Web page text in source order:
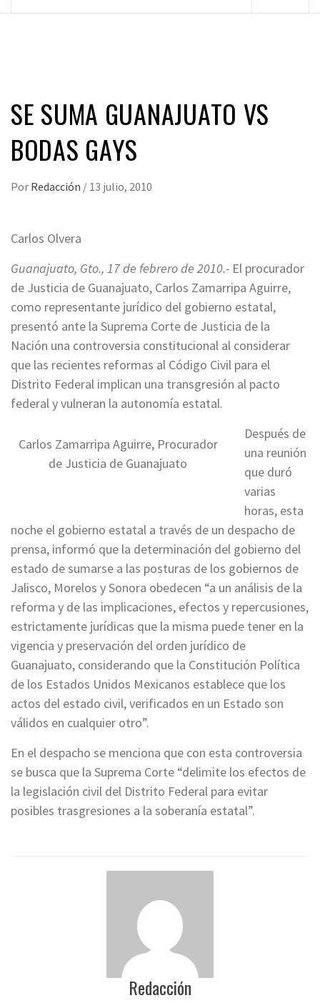
SE SUMA GUANAJUATO VS
BODAS GAYS
Por Redacción / 13 julio, 2010
Carlos Olvera
Guanajuato, Gto., 17 de febrero de 2010.- El procurador
de Justicia de Guanajuato, Carlos Zamarripa Aguirre,
como representante jurídico del gobierno estatal,
presentó ante la Suprema Corte de Justicia de la
Nación una controversia constitucional al considerar
que las recientes reformas al Código Civil para el
Distrito Federal implican una transgresión al pacto
federal y vulneran la autonomía estatal.
Carlos Zamarripa Aguirre, Procurador
de Justicia de Guanajuato
Después de
una reunión
que duró
varias
horas, esta
noche el gobierno estatal a través de un despacho de
prensa, informó que la determinación del gobierno del
estado de sumarse a las posturas de los gobiernos de
Jalisco, Morelos y Sonora obedecen “a un análisis de la
reforma y de las implicaciones, efectos y repercusiones,
estrictamente jurídicas que la misma puede tener en la
vigencia y preservación del orden jurídico de
Guanajuato, considerando que la Constitución Política
de los Estados Unidos Mexicanos establece que los
actos del estado civil, verificados en un Estado son
válidos en cualquier otro”.
En el despacho se menciona que con esta controversia
se busca que la Suprema Corte “delimite los efectos de
la legislación civil del Distrito Federal para evitar
posibles trasgresiones a la soberanía estatal”.
Redacción